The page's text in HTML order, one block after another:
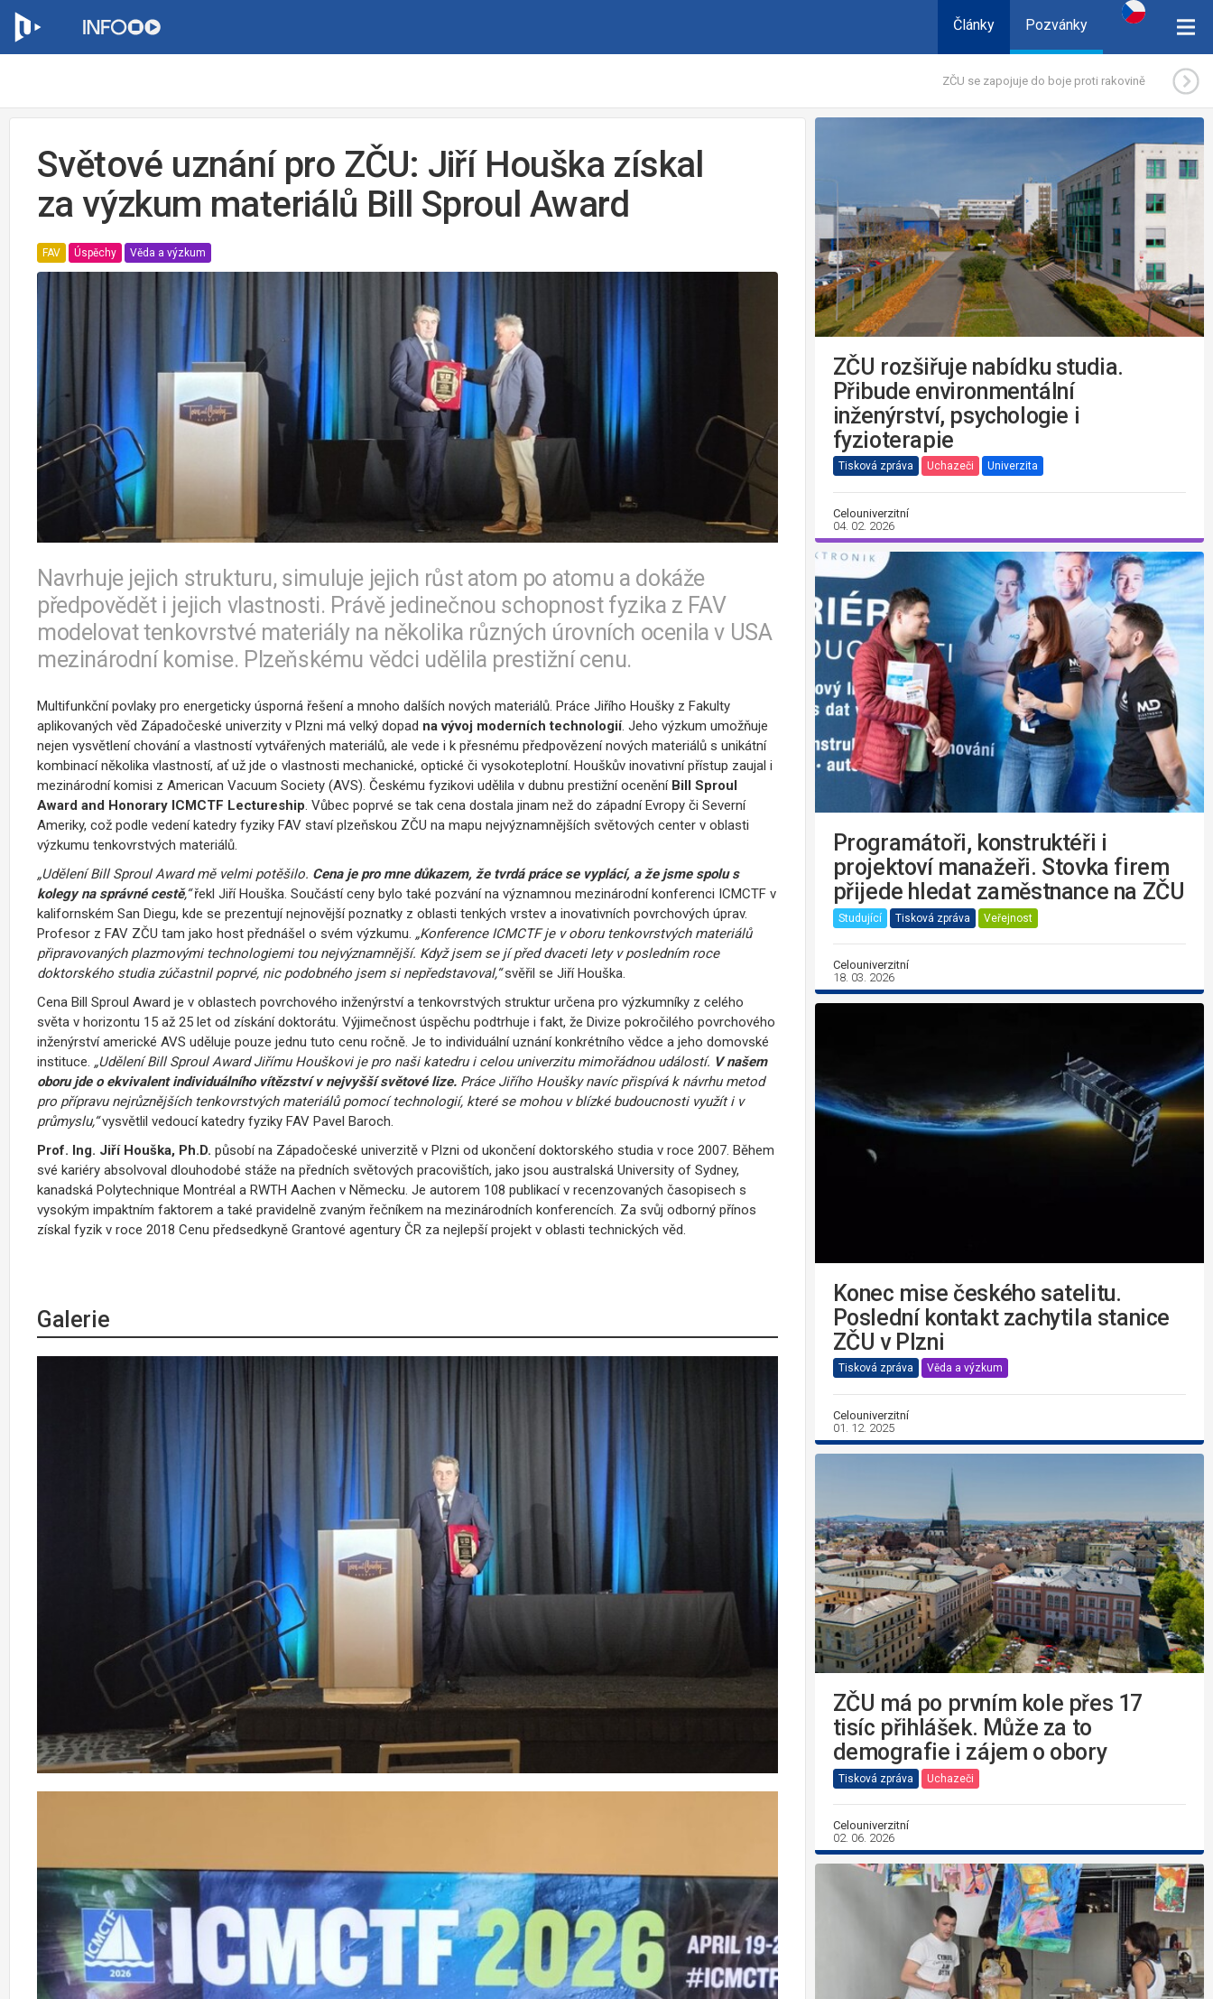
Články Pozvánky
ZČU se zapojuje do boje proti rakovině
Světové uznání pro ZČU: Jiří Houška získal
za výzkum materiálů Bill Sproul Award
FAV Úspěchy Věda a výzkum
Navrhuje jejich strukturu, simuluje jejich růst atom po atomu a dokáže
předpovědět i jejich vlastnosti. Právě jedinečnou schopnost fyzika z FAV
modelovat tenkovrstvé materiály na několika různých úrovních ocenila v USA
mezinárodní komise. Plzeňskému vědci udělila prestižní cenu.
Multifunkční povlaky pro energeticky úsporná řešení a mnoho dalších nových materiálů. Práce Jiřího Houšky z Fakulty
aplikovaných věd Západočeské univerzity v Plzni má velký dopad na vývoj moderních technologií. Jeho výzkum umožňuje
nejen vysvětlení chování a vlastností vytvářených materiálů, ale vede i k přesnému předpovězení nových materiálů s unikátní
kombinací několika vlastností, ať už jde o vlastnosti mechanické, optické či vysokoteplotní. Houškův inovativní přístup zaujal i
mezinárodní komisi z American Vacuum Society (AVS). Českému fyzikovi udělila v dubnu prestižní ocenění Bill Sproul
Award and Honorary ICMCTF Lectureship . Vůbec poprvé se tak cena dostala jinam než do západní Evropy či Severní
Ameriky, což podle vedení katedry fyziky FAV staví plzeňskou ZČU na mapu nejvýznamnějších světových center v oblasti
výzkumu tenkovrstvých materiálů.
„Udělení Bill Sproul Award mě velmi potěšilo. Cena je pro mne důkazem, že tvrdá práce se vyplácí, a že jsme spolu s
kolegy na správné cestě,“řekl Jiří Houška. Součástí ceny bylo také pozvání na významnou mezinárodní konferenci ICMCTF v
kalifornském San Diegu, kde se prezentují nejnovější poznatky z oblasti tenkých vrstev a inovativních povrchových úprav.
Profesor z FAV ZČU tam jako host přednášel o svém výzkumu. „Konference ICMCTF je v oboru tenkovrstvých materiálů
připravovaných plazmovými technologiemi tou nejvýznamnější. Když jsem se jí před dvaceti lety v posledním roce
doktorského studia zúčastnil poprvé, nic podobného jsem si nepředstavoval,“svěřil se Jiří Houška.
Cena Bill Sproul Award je v oblastech povrchového inženýrství a tenkovrstvých struktur určena pro výzkumníky z celého
světa v horizontu 15 až 25 let od získání doktorátu. Výjimečnost úspěchu podtrhuje i fakt, že Divize pokročilého povrchového
inženýrství americké AVS uděluje pouze jednu tuto cenu ročně. Je to individuální uznání konkrétního vědce a jeho domovské
instituce. „Udělení Bill Sproul Award Jiřímu Houškovi je pro naši katedru i celou univerzitu mimořádnou událostí. V našem
oboru jde o ekvivalent individuálního vítězství v nejvyšší světové lize. Práce Jiřího Houšky navíc přispívá k návrhu metod
pro přípravu nejrůznějších tenkovrstvých materiálů pomocí technologií, které se mohou v blízké budoucnosti využít i v
průmyslu,“vysvětlil vedoucí katedry fyziky FAV Pavel Baroch.
Prof. Ing. Jiří Houška, Ph.D. působí na Západočeské univerzitě v Plzni od ukončení doktorského studia v roce 2007. Během
své kariéry absolvoval dlouhodobé stáže na předních světových pracovištích, jako jsou australská University of Sydney,
kanadská Polytechnique Montréal a RWTH Aachen v Německu. Je autorem 108 publikací v recenzovaných časopisech s
vysokým impaktním faktorem a také pravidelně zvaným řečníkem na mezinárodních konferencích. Za svůj odborný přínos
získal fyzik v roce 2018 Cenu předsedkyně Grantové agentury ČR za nejlepší projekt v oblasti technických věd.
Galerie
ZČU rozšiřuje nabídku studia.
Přibude environmentální
inženýrství, psychologie i
fyzioterapie
Tisková zpráva Uchazeči Univerzita
Celouniverzitní
04. 02. 2026
Programátoři, konstruktéři i
projektoví manažeři. Stovka firem
přijede hledat zaměstnance na ZČU
Studující Tisková zpráva Veřejnost
Celouniverzitní
18. 03. 2026
Konec mise českého satelitu.
Poslední kontakt zachytila stanice
ZČU v Plzni
Tisková zpráva Věda a výzkum
Celouniverzitní
01. 12. 2025
ZČU má po prvním kole přes 17
tisíc přihlášek. Může za to
demografie i zájem o obory
Tisková zpráva Uchazeči
Celouniverzitní
02. 06. 2026